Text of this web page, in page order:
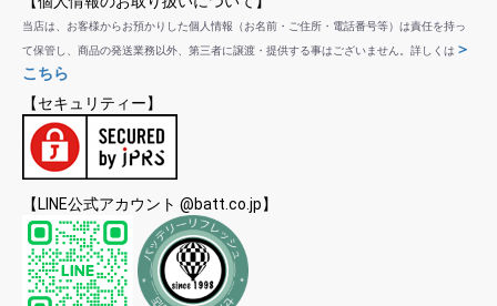
当店は、お客様からお預かりした個人情報（お名前・ご住所・電話番号等）は責任を持っ
て保管し、商品の発送業務以外、第三者に譲渡・提供する事はございません。詳しくは ＞
こちら
【セキュリティー】
【LINE公式アカウント @batt.co.jp】